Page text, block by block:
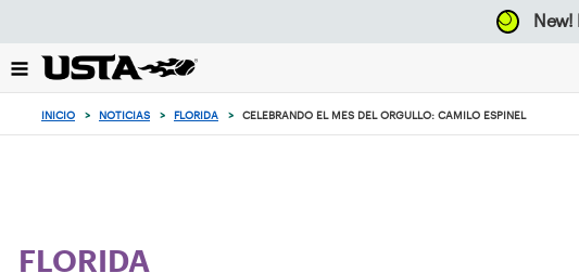
el
botón
New!
INICIO > NOTICIAS > FLORIDA > CELEBRANDO EL MES DEL ORGULLO: CAMILO ESPINEL
FLORIDA